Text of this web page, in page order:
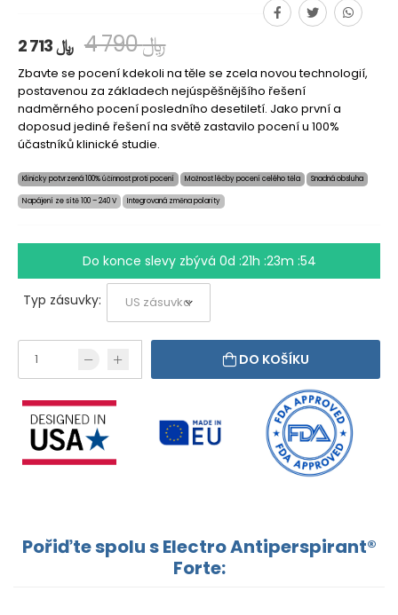
2 713 ﷼ 4 790 ﷼
Zbavte se pocení kdekoli na těle se zcela novou technologií,
postavenou za základech nejúspěšnějšího řešení
nadměrného pocení posledního desetiletí. Jako první a
doposud jediné řešení na světě zastavilo pocení u 100%
účastníků klinické studie.
Klinicky potvrzená 100% účinnost proti pocení Možnost léčby pocení celého těla Snadná obsluha
Napájení ze sítě 100 – 240 V Integrovaná změna polarity
Do konce slevy zbývá 0d :21h :23m :54
Typ zásuvky:
DO KOŠÍKU
Pořiďte spolu s Electro Antiperspirant®
Forte: